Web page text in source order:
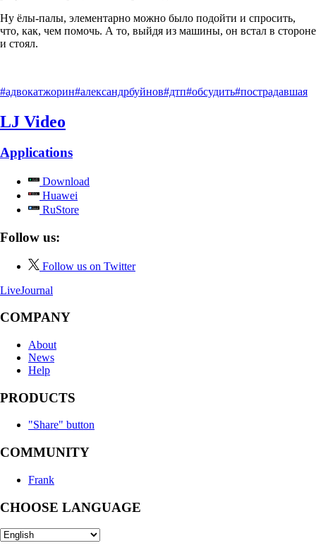
Ну ёлы-палы, элементарно можно было подойти и спросить,
что, как, чем помочь. А то, выйдя из машины, он встал в стороне
и стоял.
#адвокатжорин#александрбуйнов#дтп#обсудить#пострадавшая
LJ Video
Applications
Download
Huawei
RuStore
Follow us:
Follow us on Twitter
LiveJournal
COMPANY
About
News
Help
PRODUCTS
"Share" button
COMMUNITY
Frank
CHOOSE LANGUAGE